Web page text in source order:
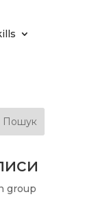
Пошук
group